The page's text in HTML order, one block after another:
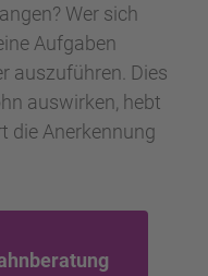
Wer sich
Aufgaben
auszuführen. Dies
auswirken, hebt
die Anerkennung